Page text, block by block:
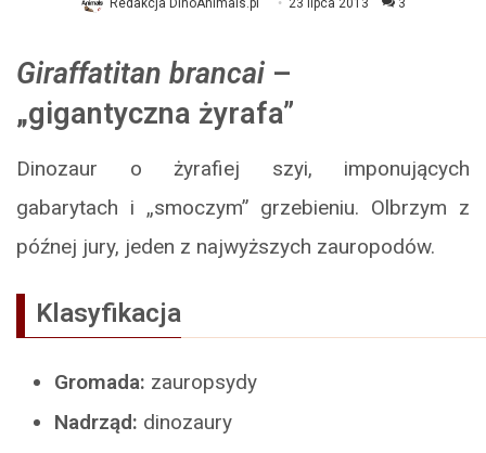
Redakcja DinoAnimals.pl 23 lipca 2013 3
Giraffatitan brancai –
„gigantyczna żyrafa”
Dinozaur o żyrafiej szyi, imponujących
gabarytach i „smoczym” grzebieniu. Olbrzym z
późnej jury, jeden z najwyższych zauropodów.
Klasyfikacja
Gromada: zauropsydy
Nadrząd: dinozaury